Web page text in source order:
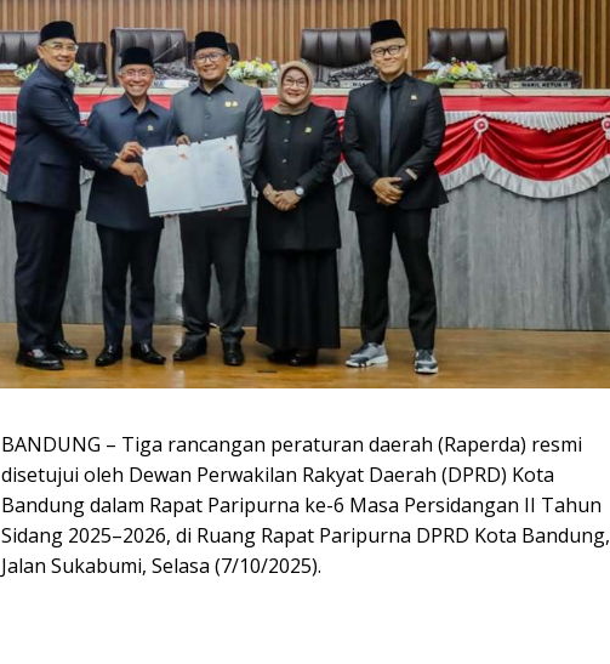
BANDUNG – Tiga rancangan peraturan daerah (Raperda) resmi
disetujui oleh Dewan Perwakilan Rakyat Daerah (DPRD) Kota
Bandung dalam Rapat Paripurna ke-6 Masa Persidangan II Tahun
Sidang 2025–2026, di Ruang Rapat Paripurna DPRD Kota Bandung,
Jalan Sukabumi, Selasa (7/10/2025).